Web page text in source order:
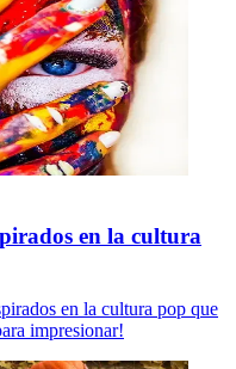
en la cultura
en la cultura pop que
impresionar!